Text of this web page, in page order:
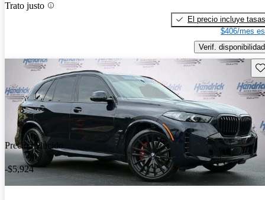
Trato justo
El precio incluye tasas
$406/mes
Verif. disponibilidad
Precio reducido
-$5,924